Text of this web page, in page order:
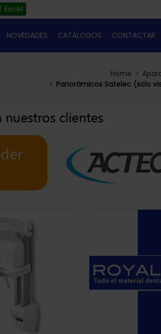
Excel
NOVEDADES CATÁLOGOS CONTACTAR
Home
Panorámicos Satelec (solo